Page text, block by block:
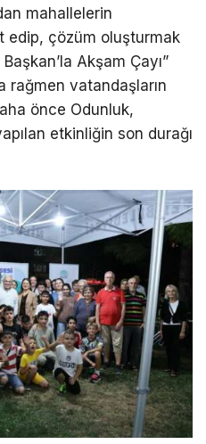
mahallelerin
edip, çözüm oluşturmak
Akşam Çayı”
rağmen vatandaşların
önce Odunluk,
etkinliğin son durağı